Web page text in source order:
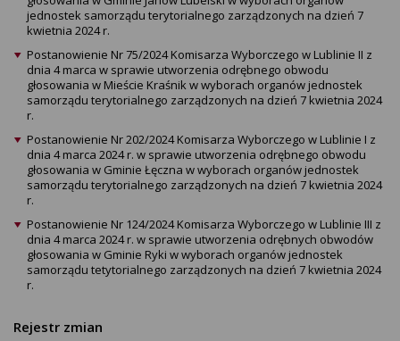
jednostek samorządu terytorialnego zarządzonych na dzień 7
kwietnia 2024 r.
Postanowienie Nr 75/2024 Komisarza Wyborczego w Lublinie II z
dnia 4 marca w sprawie utworzenia odrębnego obwodu
głosowania w Mieście Kraśnik w wyborach organów jednostek
samorządu terytorialnego zarządzonych na dzień 7 kwietnia 2024
r.
Postanowienie Nr 202/2024 Komisarza Wyborczego w Lublinie I z
dnia 4 marca 2024 r. w sprawie utworzenia odrębnego obwodu
głosowania w Gminie Łęczna w wyborach organów jednostek
samorządu terytorialnego zarządzonych na dzień 7 kwietnia 2024
r.
Postanowienie Nr 124/2024 Komisarza Wyborczego w Lublinie III z
dnia 4 marca 2024 r. w sprawie utworzenia odrębnych obwodów
głosowania w Gminie Ryki w wyborach organów jednostek
samorządu tetytorialnego zarządzonych na dzień 7 kwietnia 2024
r.
Rejestr zmian